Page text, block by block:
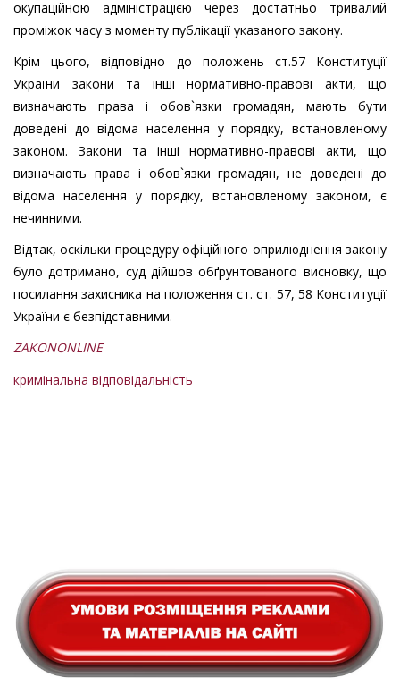
окупаційною адміністрацією через достатньо тривалий
проміжок часу з моменту публікації указаного закону.
Крім цього, відповідно до положень ст.57 Конституції
України закони та інші нормативно-правові акти, що
визначають права і обов`язки громадян, мають бути
доведені до відома населення у порядку, встановленому
законом. Закони та інші нормативно-правові акти, що
визначають права і обов`язки громадян, не доведені до
відома населення у порядку, встановленому законом, є
нечинними.
Відтак, оскільки процедуру офіційного оприлюднення закону
було дотримано, суд дійшов обґрунтованого висновку, що
посилання захисника на положення ст. ст. 57, 58 Конституції
України є безпідставними.
ZAKONONLINE
кримінальна відповідальність